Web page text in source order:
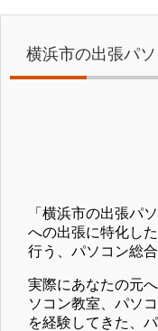
横浜市の出張パ
「横浜市の出張パ
への出張に特化し
行う、パソコン総
実際にあなたの元
ソコン教室、パソ
を経験してきた、